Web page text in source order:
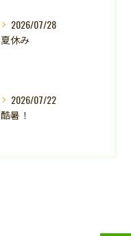
2026/07/28
夏休み
2026/07/22
酷暑！